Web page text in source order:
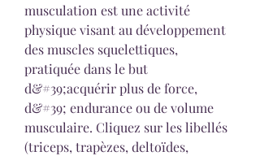
musculation est une activité
physique visant au développement
des muscles squelettiques,
pratiquée dans le but
d&#39;acquérir plus de force,
d&#39; endurance ou de volume
musculaire. Cliquez sur les libellés
(triceps, trapèzes, deltoïdes,